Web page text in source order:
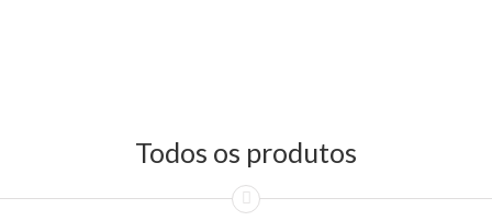
Todos os produtos